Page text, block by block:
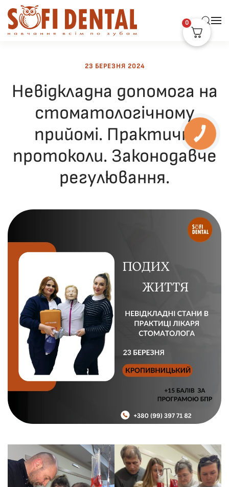
Skip to main content
23 БЕРЕЗНЯ 2024
Невідкладна допомога на
стоматологічному
прийомі. Практичні
протоколи. Законодавче
регулювання.
0